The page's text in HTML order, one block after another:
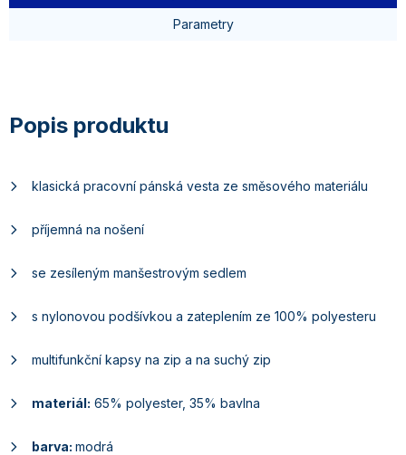
Parametry
klasická pracovní pánská vesta ze směsového materiálu
příjemná na nošení
se zesíleným manšestrovým sedlem
s nylonovou podšívkou a zateplením ze 100% polyesteru
multifunkční kapsy na zip a na suchý zip
materiál: 65% polyester, 35% bavlna
barva: modrá